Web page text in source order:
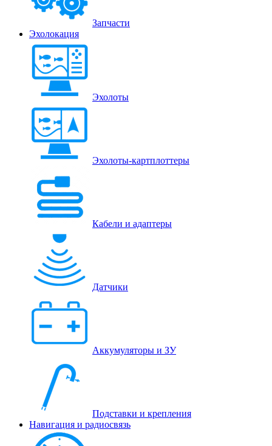
Запчасти
Эхолокация
Эхолоты
Эхолоты-картплоттеры
Кабели и адаптеры
Датчики
Аккумуляторы и ЗУ
Подставки и крепления
Навигация и радиосвязь